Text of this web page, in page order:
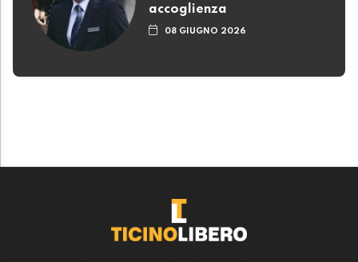
accoglienza
08 GIUGNO 2026